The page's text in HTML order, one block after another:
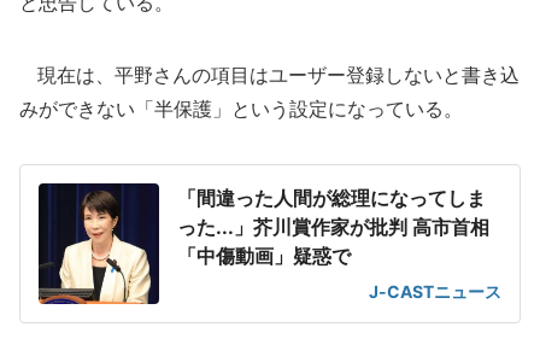
現在は、平野さんの項目はユーザー登録しないと書き込
みができない「半保護」という設定になっている。
「間違った人間が総理になってしま
った...」芥川賞作家が批判 高市首相
「中傷動画」疑惑で
J-CASTニュース